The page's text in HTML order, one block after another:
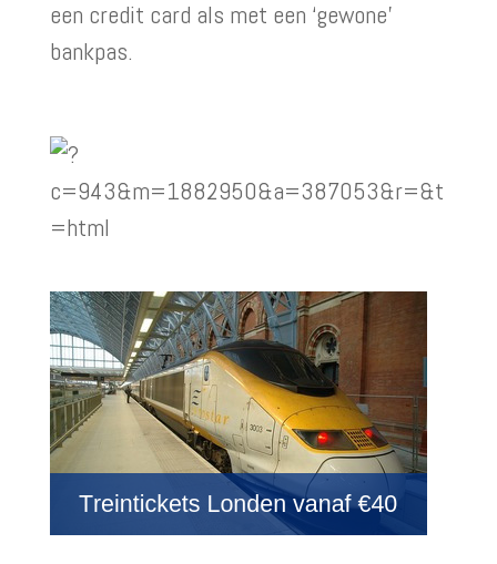
een credit card als met een ‘gewone’
bankpas.